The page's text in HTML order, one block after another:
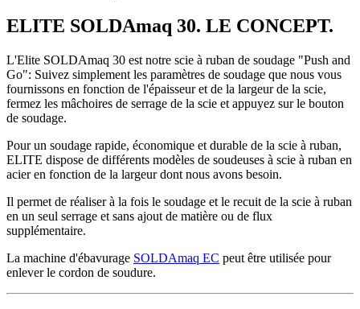
ELITE SOLDAmaq 30. LE CONCEPT.
L'Elite SOLDAmaq 30 est notre scie à ruban de soudage "Push and
Go": Suivez simplement les paramètres de soudage que nous vous
fournissons en fonction de l'épaisseur et de la largeur de la scie,
fermez les mâchoires de serrage de la scie et appuyez sur le bouton
de soudage.
Pour un soudage rapide, économique et durable de la scie à ruban,
ELITE dispose de différents modèles de soudeuses à scie à ruban en
acier en fonction de la largeur dont nous avons besoin.
Il permet de réaliser à la fois le soudage et le recuit de la scie à ruban
en un seul serrage et sans ajout de matière ou de flux
supplémentaire.
La machine d'ébavurage SOLDAmaq EC peut être utilisée pour
enlever le cordon de soudure.